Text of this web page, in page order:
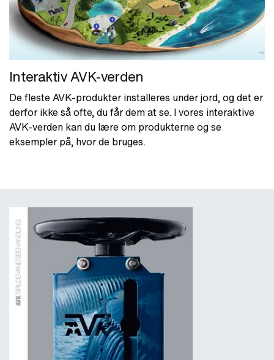
Interaktiv AVK-verden
De fleste AVK-produkter installeres under jord, og det er
derfor ikke så ofte, du får dem at se. I vores interaktive
AVK-verden kan du lære om produkterne og se
eksempler på, hvor de bruges.